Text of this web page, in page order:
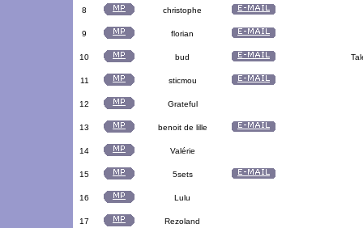
8 christophe
9 florian
10 bud
11 sticmou
12 Grateful
13 benoit de lille
14 Valérie
15 5sets
16 Lulu
17 Rezoland